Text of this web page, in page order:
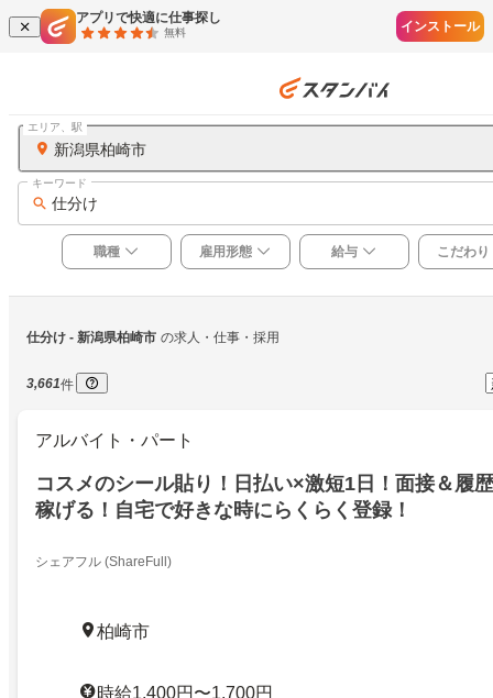
アプリで快適に仕事探し
無料 インストール
新潟県柏崎市
エリア、駅
仕分け
キーワード
職種 雇用形態 給与 こだわり
仕分け - 新潟県柏崎市 の求人・仕事・採用
3,661件
アルバイト・パート
コスメのシール貼り！日払い×激短1日！面接＆履
稼げる！自宅で好きな時にらくらく登録！
シェアフル (ShareFull)
柏崎市
時給1,400円〜1,700円